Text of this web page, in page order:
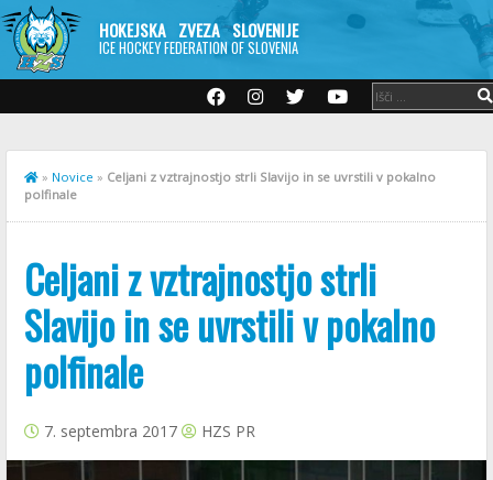
HOKEJSKA ZVEZA SLOVENIJE
ICE HOCKEY FEDERATION OF SLOVENIA
» Novice » Celjani z vztrajnostjo strli Slavijo in se uvrstili v pokalno
polfinale
Celjani z vztrajnostjo strli
Slavijo in se uvrstili v pokalno
polfinale
7. septembra 2017 HZS PR